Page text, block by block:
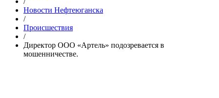
Новости Нефтеюганска
/
Происшествия
/
Директор ООО «Артель» подозревается в
мошенничестве.